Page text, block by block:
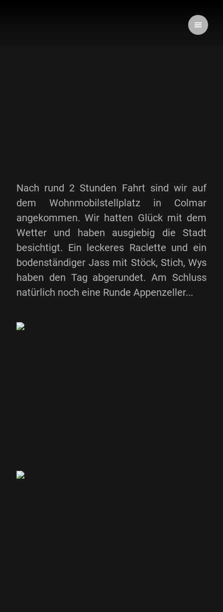
Nach rund 2 Stunden Fahrt sind wir auf
dem Wohnmobilstellplatz in Colmar
angekommen. Wir hatten Glück mit dem
Wetter und haben ausgiebig die Stadt
besichtigt. Ein leckeres Raclette und ein
bodenständiger Jass mit Stöck, Stich, Wys
haben den Tag abgerundet. Am Schluss
natürlich noch eine Runde Appenzeller...